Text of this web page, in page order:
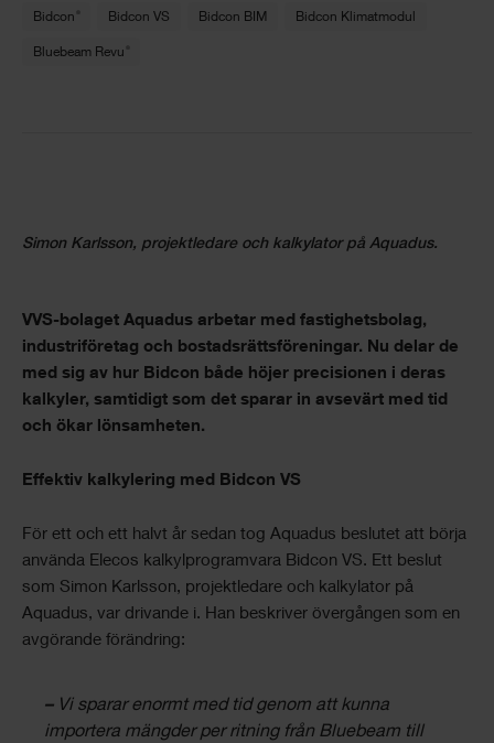
Bidcon Bidcon VS Bidcon BIM Bidcon Klimatmodul
Bluebeam Revu
Simon Karlsson, projektledare och kalkylator på Aquadus.
VVS-bolaget Aquadus arbetar med fastighetsbolag,
industriföretag och bostadsrättsföreningar. Nu delar de
med sig av hur Bidcon både höjer precisionen i deras
kalkyler, samtidigt som det sparar in avsevärt med tid
och ökar lönsamheten.
Effektiv kalkylering med Bidcon VS
För ett och ett halvt år sedan tog Aquadus beslutet att börja
använda Elecos kalkylprogramvara Bidcon VS. Ett beslut
som Simon Karlsson, projektledare och kalkylator på
Aquadus, var drivande i. Han beskriver övergången som en
avgörande förändring:
– Vi sparar enormt med tid genom att kunna
importera mängder per ritning från Bluebeam till